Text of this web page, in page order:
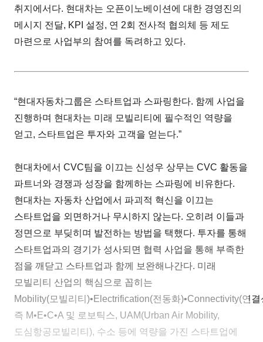
취지에서다. 현대차는 오픈이노베이션에 대한 경영진의
메시지 전달, KPI 설정, 연 2회 전사적 협의체 등 제도
마련으로 사업부의 참여를 독려하고 있다.
“현대자동차그룹은 스타트업과 스파링한다. 함께 사업을
진행하며 현대차는 미래 모빌리티에 필수적인 역량을
얻고, 스타트업은 투자와 고객을 얻는다.”
현대차에서 CVC팀을 이끄는 신성우 상무는 CVC 활동을
파트너와 경쟁과 성장을 함께하는 스파링에 비유한다.
현대차는 자동차 산업에서 파괴적 혁신을 이끄는
스타트업을 외면하거나 무시하지 않는다. 오히려 이들과
정면으로 부딪히며 발전하는 방법을 택했다. 투자를 통해
스타트업과의 경기가 성사되면 협력 사업을 통해 부족한
점을 깨닫고 스타트업과 함께 보완해나간다. 미래
모빌리티 산업의 핵심으로 꼽히는
Mobility(모빌리티)•Electrification(전동화)•Connectivity(연
즉 M•E•C•A 및 로보틱스, UAM(Urban Air Mobility,
도심항공모빌리티), 수소 등에 역량을 가진 스타트업에